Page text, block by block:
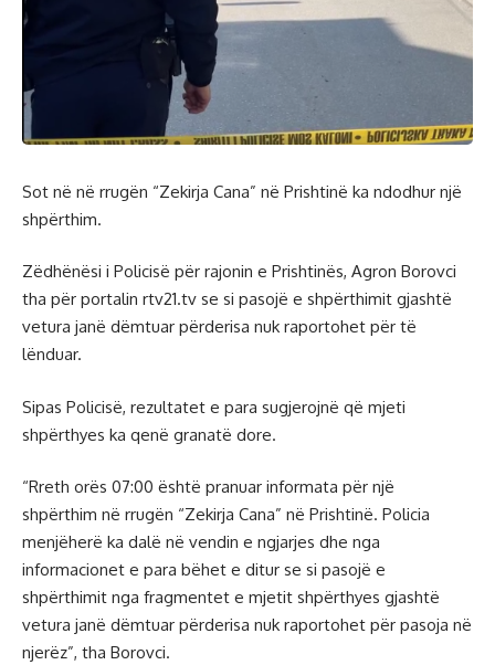
Sot në në rrugën “Zekirja Cana” në Prishtinë ka ndodhur një
shpërthim.
Zëdhënësi i Policisë për rajonin e Prishtinës, Agron Borovci
tha për portalin rtv21.tv se si pasojë e shpërthimit gjashtë
vetura janë dëmtuar përderisa nuk raportohet për të
lënduar.
Sipas Policisë, rezultatet e para sugjerojnë që mjeti
shpërthyes ka qenë granatë dore.
“Rreth orës 07:00 është pranuar informata për një
shpërthim në rrugën “Zekirja Cana” në Prishtinë. Policia
menjëherë ka dalë në vendin e ngjarjes dhe nga
informacionet e para bëhet e ditur se si pasojë e
shpërthimit nga fragmentet e mjetit shpërthyes gjashtë
vetura janë dëmtuar përderisa nuk raportohet për pasoja në
njerëz”, tha Borovci.